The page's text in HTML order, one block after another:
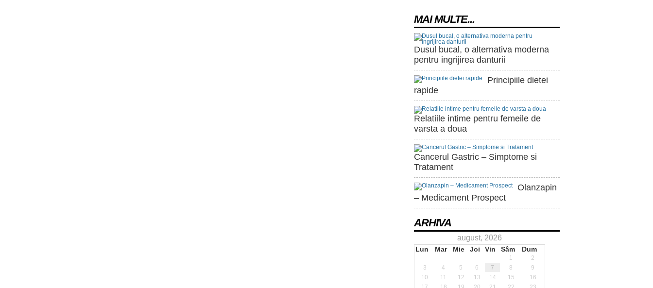
MAI MULTE...
Dusul bucal, o alternativa moderna
pentru ingrijirea danturii
Principiile dietei
rapide
Relatiile intime pentru femeile de
varsta a doua
Cancerul Gastric – Simptome si
Tratament
Olanzapin
– Medicament Prospect
ARHIVA
august, 2026
Lun Mar Mie Joi Vin Sâm Dum
1
2
3
4 5 6 7 8
9
10
11 12 13 14 15
16